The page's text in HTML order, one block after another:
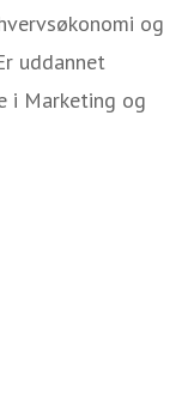
og
uddannet
i Marketing og